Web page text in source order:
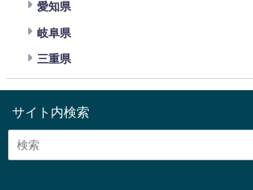
愛知県
岐阜県
三重県
サイト内検索